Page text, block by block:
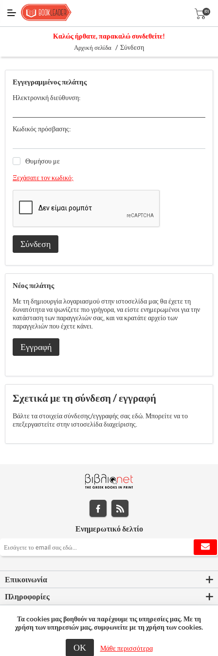
(0)
Καλώς ήρθατε, παρακαλώ συνδεθείτε!
Αρχική σελίδα / Σύνδεση
Εγγεγραμμένος πελάτης
Ηλεκτρονική διεύθυνση:
Κωδικός πρόσβασης:
Θυμήσου με
Ξεχάσατε τον κωδικό;
Σύνδεση
Νέος πελάτης
Με τη δημιουργία λογαριασμού στην ιστοσελίδα μας θα έχετε τη
δυνατότητα να ψωνίζετε πιο γρήγορα, να είστε ενημερωμένοι για την
κατάσταση των παραγγελιών σας, και να κρατάτε αρχείο των
παραγγελιών που έχετε κάνει.
Εγγραφή
Σχετικά με τη σύνδεση / εγγραφή
Βάλτε τα στοιχεία σύνδεσης/εγγραφής σας εδώ. Μπορείτε να το
επεξεργαστείτε στην ιστοσελίδα διαχείρισης.
Ενημερωτικό δελτίο
Επικοινωνία
Πληροφορίες
Ο λογαριασμός μου
© 2026 Bookleader
Τα cookies μας βοηθούν να παρέχουμε τις υπηρεσίες μας. Με τη
χρήση των υπηρεσιών μας, συμφωνείτε με τη χρήση των cookies.
ΟΚ Μάθε περισσότερα